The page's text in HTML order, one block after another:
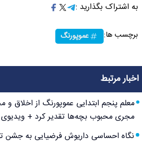
به اشتراک بگذارید :
برچسب ها: عموپورنگ
اخبار مرتبط
معلم پنجم ابتدایی عموپورنگ از اخلاق و
مجری محبوب بچه‌ها تقدیر کرد +
نگاه احساسی داریوش فرضیایی به جشن